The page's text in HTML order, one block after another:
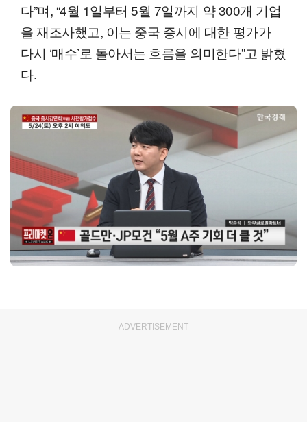
다”며, “4월 1일부터 5월 7일까지 약 300개 기업
을 재조사했고, 이는 중국 증시에 대한 평가가
다시 ‘매수’로 돌아서는 흐름을 의미한다”고 밝혔
다.
ADVERTISEMENT